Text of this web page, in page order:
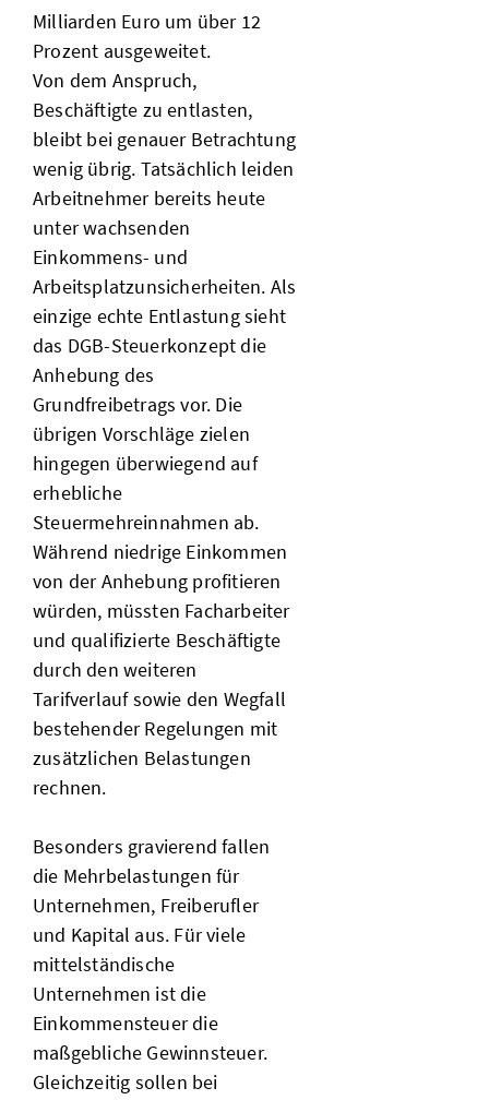
Milliarden Euro um über 12
Prozent ausgeweitet.
Von dem Anspruch,
Beschäftigte zu entlasten,
bleibt bei genauer Betrachtung
wenig übrig. Tatsächlich leiden
Arbeitnehmer bereits heute
unter wachsenden
Einkommens- und
Arbeitsplatzunsicherheiten. Als
einzige echte Entlastung sieht
das DGB-Steuerkonzept die
Anhebung des
Grundfreibetrags vor. Die
übrigen Vorschläge zielen
hingegen überwiegend auf
erhebliche
Steuermehreinnahmen ab.
Während niedrige Einkommen
von der Anhebung profitieren
würden, müssten Facharbeiter
und qualifizierte Beschäftigte
durch den weiteren
Tarifverlauf sowie den Wegfall
bestehender Regelungen mit
zusätzlichen Belastungen
rechnen.
Besonders gravierend fallen
die Mehrbelastungen für
Unternehmen, Freiberufler
und Kapital aus. Für viele
mittelständische
Unternehmen ist die
Einkommensteuer die
maßgebliche Gewinnsteuer.
Gleichzeitig sollen bei